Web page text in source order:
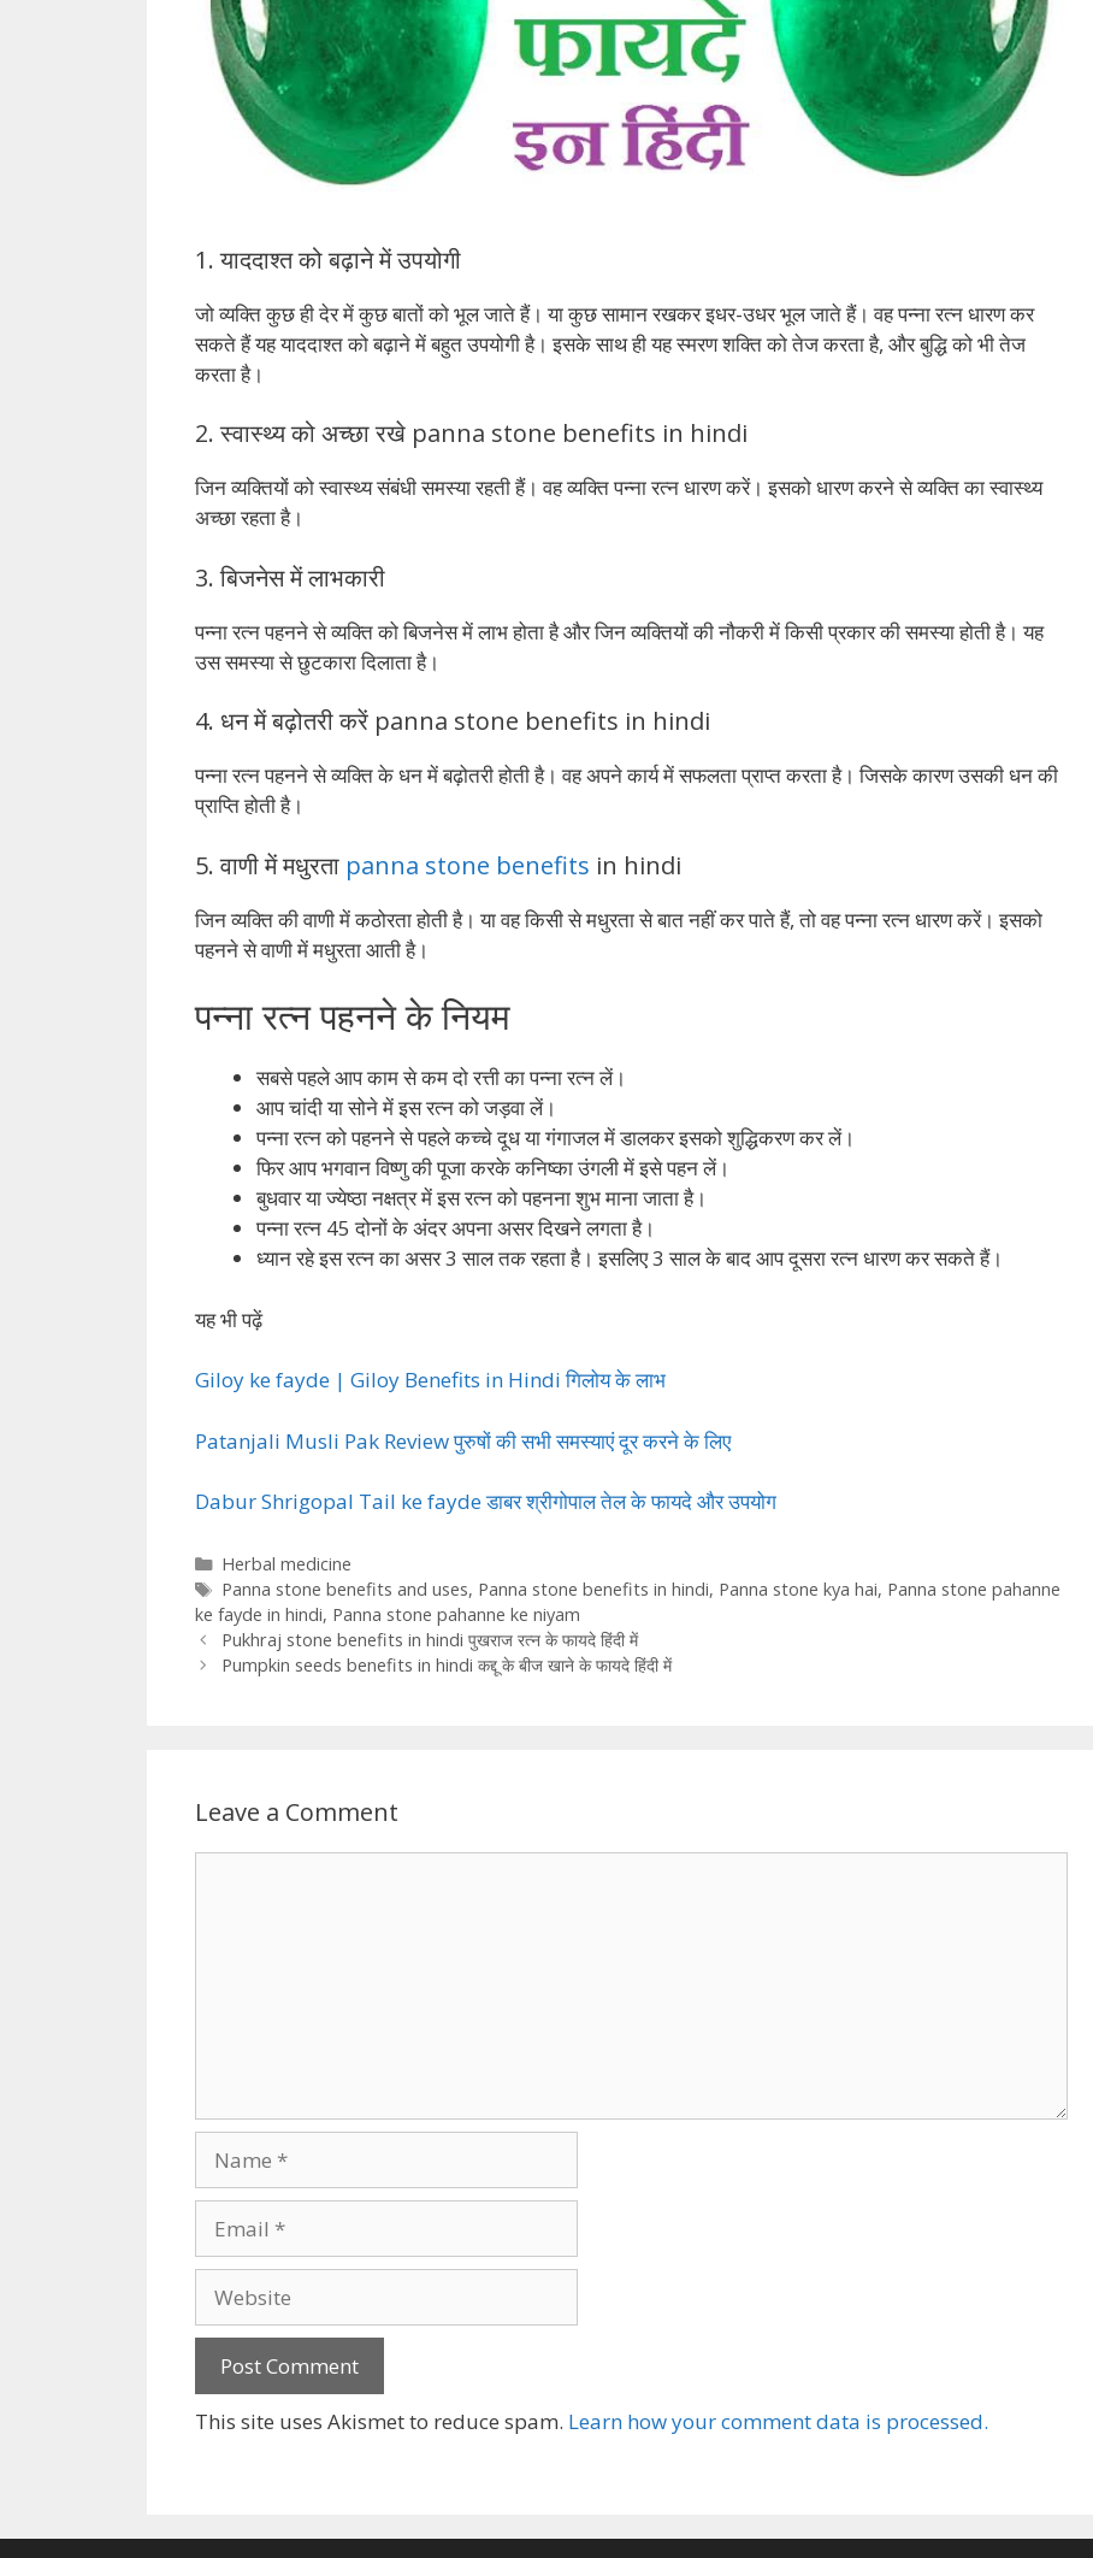
1. याददाश्त को बढ़ाने में उपयोगी
जो व्यक्ति कुछ ही देर में कुछ बातों को भूल जाते हैं। या कुछ सामान रखकर इधर-उधर भूल जाते हैं। वह पन्ना रत्न धारण कर
सकते हैं यह याददाश्त को बढ़ाने में बहुत उपयोगी है। इसके साथ ही यह स्मरण शक्ति को तेज करता है, और बुद्धि को भी तेज
करता है।
2. स्वास्थ्य को अच्छा रखे panna stone benefits in hindi
जिन व्यक्तियों को स्वास्थ्य संबंधी समस्या रहती हैं। वह व्यक्ति पन्ना रत्न धारण करें। इसको धारण करने से व्यक्ति का स्वास्थ्य
अच्छा रहता है।
3. बिजनेस में लाभकारी
पन्ना रत्न पहनने से व्यक्ति को बिजनेस में लाभ होता है और जिन व्यक्तियों की नौकरी में किसी प्रकार की समस्या होती है। यह
उस समस्या से छुटकारा दिलाता है।
4. धन में बढ़ोतरी करें panna stone benefits in hindi
पन्ना रत्न पहनने से व्यक्ति के धन में बढ़ोतरी होती है। वह अपने कार्य में सफलता प्राप्त करता है। जिसके कारण उसकी धन की
प्राप्ति होती है।
5. वाणी में मधुरता panna stone benefits in hindi
जिन व्यक्ति की वाणी में कठोरता होती है। या वह किसी से मधुरता से बात नहीं कर पाते हैं, तो वह पन्ना रत्न धारण करें। इसको
पहनने से वाणी में मधुरता आती है।
पन्ना रत्न पहनने के नियम
सबसे पहले आप काम से कम दो रत्ती का पन्ना रत्न लें।
आप चांदी या सोने में इस रत्न को जड़वा लें।
पन्ना रत्न को पहनने से पहले कच्चे दूध या गंगाजल में डालकर इसको शुद्धिकरण कर लें।
फिर आप भगवान विष्णु की पूजा करके कनिष्का उंगली में इसे पहन लें।
बुधवार या ज्येष्ठा नक्षत्र में इस रत्न को पहनना शुभ माना जाता है।
पन्ना रत्न 45 दोनों के अंदर अपना असर दिखने लगता है।
ध्यान रहे इस रत्न का असर 3 साल तक रहता है। इसलिए 3 साल के बाद आप दूसरा रत्न धारण कर सकते हैं।
यह भी पढ़ें
Giloy ke fayde | Giloy Benefits in Hindi गिलोय के लाभ
Patanjali Musli Pak Review पुरुषों की सभी समस्याएं दूर करने के लिए
Dabur Shrigopal Tail ke fayde डाबर श्रीगोपाल तेल के फायदे और उपयोग
Categories
Herbal medicine
Tags
Panna stone benefits and uses, Panna stone benefits in hindi, Panna stone kya hai, Panna stone pahanne
ke fayde in hindi, Panna stone pahanne ke niyam
Pukhraj stone benefits in hindi पुखराज रत्न के फायदे हिंदी में
Pumpkin seeds benefits in hindi कद्दू के बीज खाने के फायदे हिंदी में
Leave a Comment
This site uses Akismet to reduce spam. Learn how your comment data is processed.